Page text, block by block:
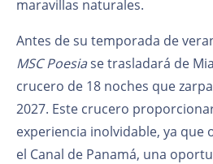
maravillas naturales.
Antes de su temporada de
MSC Poesiase trasladará de
crucero de 18 noches que
2027. Este crucero
experiencia inolvidable, ya que
el Canal de Panamá, una